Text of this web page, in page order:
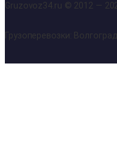
Gruzovoz34.ru © 2012 —
Грузоперевозки: